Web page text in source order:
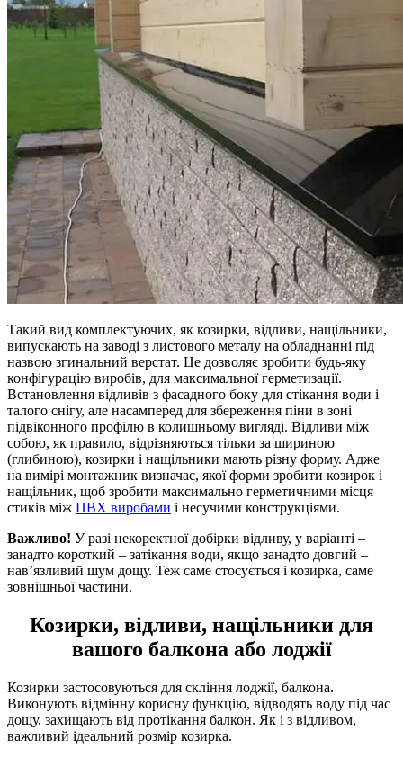
Такий вид комплектуючих, як козирки, відливи, нащільники,
випускають на заводі з листового металу на обладнанні під
назвою згинальний верстат. Це дозволяє зробити будь-яку
конфігурацію виробів, для максимальної герметизації.
Встановлення відливів з фасадного боку для стікання води і
талого снігу, але насамперед для збереження піни в зоні
підвіконного профілю в колишньому вигляді. Відливи між
собою, як правило, відрізняються тільки за шириною
(глибиною), козирки і нащільники мають різну форму. Адже
на вимірі монтажник визначає, якої форми зробити козирок і
нащільник, щоб зробити максимально герметичними місця
стиків між ПВХ виробами і несучими конструкціями.
Важливо! У разі некоректної добірки відливу, у варіанті –
занадто короткий – затікання води, якщо занадто довгий –
нав’язливий шум дощу. Теж саме стосується і козирка, саме
зовнішньої частини.
Козирки, відливи, нащільники для
вашого балкона або лоджії
Козирки застосовуються для скління лоджії, балкона.
Виконують відмінну корисну функцію, відводять воду під час
дощу, захищають від протікання балкон. Як і з відливом,
важливий ідеальний розмір козирка.